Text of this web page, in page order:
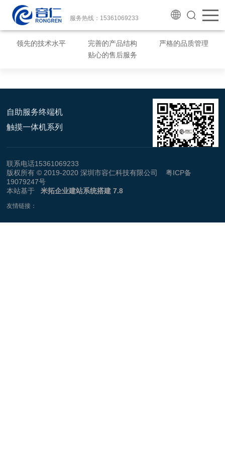
服务热线：15361069233
领先的技术水平 完善的产品结构
严格的品质管理
贴心的售后服务
自助服务终端机
触摸一体机系列
联系电话15361069233
版权所有 © 2019-2020 深圳市容仁科技有限公司
粤ICP备
19079247号
本站基于
米拓企业建站系统搭建 7.8
友情链接：